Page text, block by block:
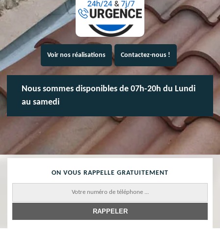
Voir nos réalisations Contactez-nous !
Nous sommes disponibles de 07h-20h du Lundi
au samedi
ON VOUS RAPPELLE GRATUITEMENT